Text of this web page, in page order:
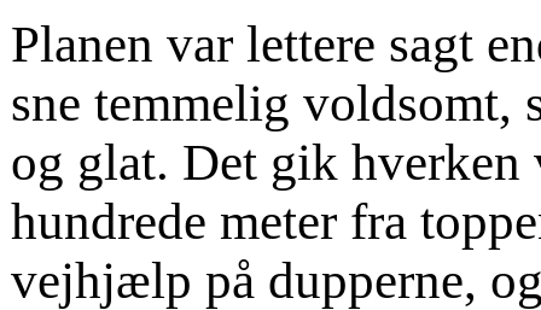
Planen var lettere sagt
sne temmelig voldsomt,
og glat. Det gik hverken
hundrede meter fra
vejhjælp på dupperne,